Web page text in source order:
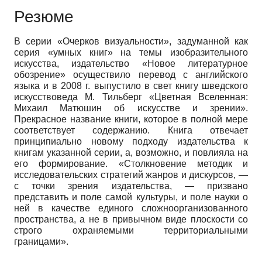
Резюме
В серии «Очерков визуальности», задуманной как
серия «умных книг» на темы изобразительного
искусства, издательство «Новое литературное
обозрение» осуществило перевод с английского
языка и в 2008 г. выпустило в свет книгу шведского
искусствоведа М. Тильберг «Цветная Вселенная:
Михаил Матюшин об искусстве и зрении».
Прекрасное название книги, которое в полной мере
соответствует содержанию. Книга отвечает
принципиально новому подходу издательства к
книгам указанной серии, а, возможно, и повлияла на
его формирование. «Столкновение методик и
исследовательских стратегий жанров и дискурсов, —
с точки зрения издательства, — призвано
представить и поле самой культуры, и поле науки о
ней в качестве единого сложноорганизованного
пространства, а не в привычном виде плоскости со
строго охраняемыми территориальными
границами».